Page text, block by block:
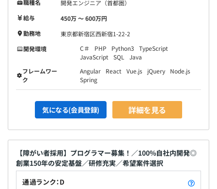
最小2～20名で開発をおこなっております。
プロジェクト期間は1年以上のものが多く、長期の案件が
主になります。
職種名
開発エンジニア（首都圏）
給与
450万 〜 600万円
勤務地
東京都新宿区西新宿1-22-2
開発環境
C＃ PHP Python3
TypeScript
JavaScript
SQL
Java
フレームワー
ク
Angular React Vue.js jQuery
Node.js
Spring
気になる(会員登録) 詳細を見る
【障がい者採用】プログラマー募集！／100%自社内開発◎
創業150年の安定基盤／研修充実／希望案件選択
通過ランク：D